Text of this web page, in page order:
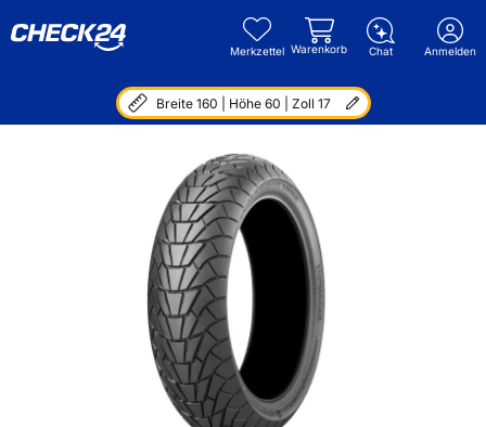
Merkzettel Warenkorb Chat Anmelden
Breite 160 | Höhe 60 | Zoll 17